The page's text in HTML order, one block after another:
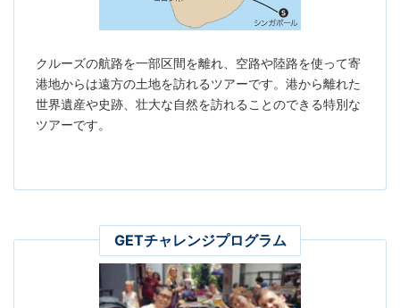
クルーズの航路を一部区間を離れ、空路や陸路を使って寄
港地からは遠方の土地を訪れるツアーです。港から離れた
世界遺産や史跡、壮大な自然を訪れることのできる特別な
ツアーです。
GETチャレンジプログラム